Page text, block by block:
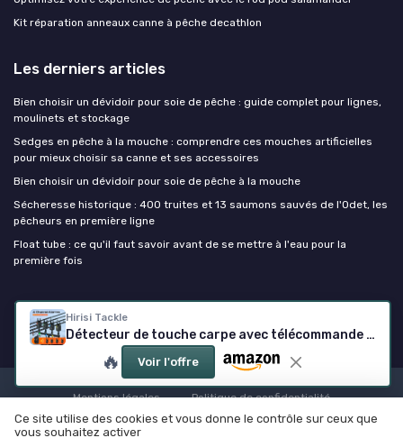
Hirisi Tackle
Détecteur de touche carpe avec télécommande FBA-S8-4
🔥 Voir l'offre
Kit réparation anneaux canne à pêche decathlon
Les derniers articles
Bien choisir un dévidoir pour soie de pêche : guide complet pour lignes,
moulinets et stockage
Sedges en pêche à la mouche : comprendre ces mouches artificielles
pour mieux choisir sa canne et ses accessoires
Bien choisir un dévidoir pour soie de pêche à la mouche
Sécheresse historique : 400 truites et 13 saumons sauvés de l'Odet, les
pêcheurs en première ligne
Float tube : ce qu'il faut savoir avant de se mettre à l'eau pour la
première fois
Canne à peche
Mentions légales
Politique de confidentialité
© Canne à peche 2026
Ce site utilise des cookies et vous donne le contrôle sur ceux que
vous souhaitez activer